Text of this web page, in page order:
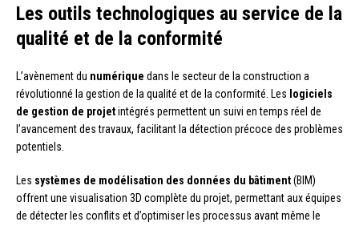
Les outils technologiques au service de la
qualité et de la conformité
L’avènement du numérique dans le secteur de la construction a
révolutionné la gestion de la qualité et de la conformité. Les logiciels
de gestion de projetintégrés permettent un suivi en temps réel de
l’avancement des travaux, facilitant la détection précoce des problèmes
potentiels.
Les systèmes de modélisation des données du bâtiment(BIM)
offrent une visualisation 3D complète du projet, permettant aux équipes
de détecter les conflits et d’optimiser les processus avant même le